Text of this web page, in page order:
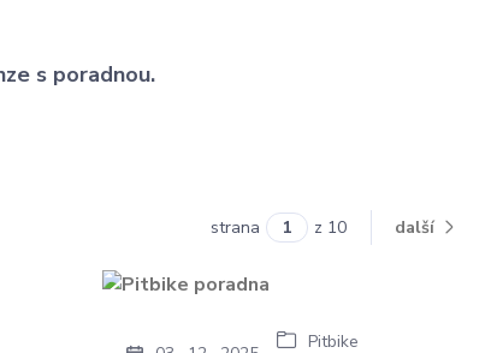
s poradnou.
strana z 10 další
Pitbike